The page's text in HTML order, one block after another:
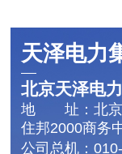
天泽电力
北京天泽电
地 址：北
住邦2000商务
公司总机：